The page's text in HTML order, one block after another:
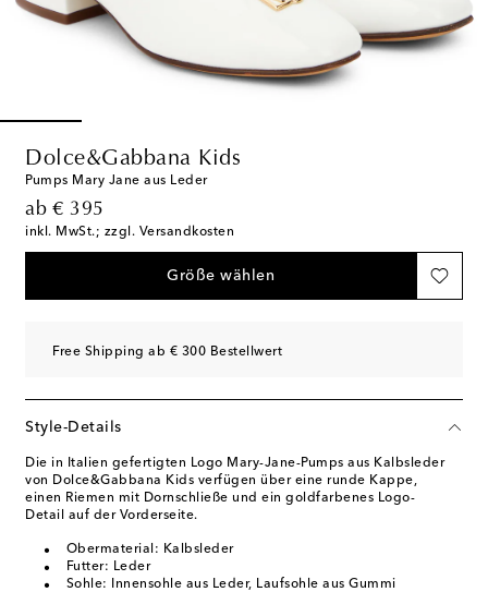
Dolce&Gabbana Kids
Pumps Mary Jane aus Leder
ab € 395
original price
inkl. MwSt.; zzgl. Versandkosten
Größe wählen
Free Shipping ab € 300 Bestellwert
Style-Details
Die in Italien gefertigten Logo Mary-Jane-Pumps aus Kalbsleder
von Dolce&Gabbana Kids verfügen über eine runde Kappe,
einen Riemen mit Dornschließe und ein goldfarbenes Logo-
Detail auf der Vorderseite.
Obermaterial: Kalbsleder
Futter: Leder
Sohle: Innensohle aus Leder, Laufsohle aus Gummi